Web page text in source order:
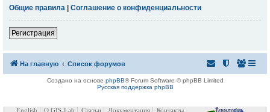
Общие правила | Соглашение о конфиденциальности
Регистрация
На главную Список форумов
Создано на основе phpBB® Forum Software © phpBB Limited
Русская поддержка phpBB
English О GIS-Lab Статьи Документация Контакты